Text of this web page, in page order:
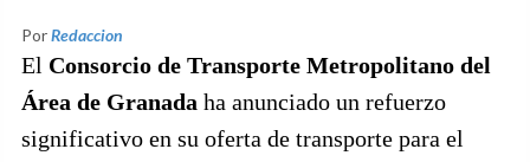
PorRedaccion
El Consorcio de Transporte Metropolitano del
Área de Granada ha anunciado un refuerzo
significativo en su oferta de transporte para el